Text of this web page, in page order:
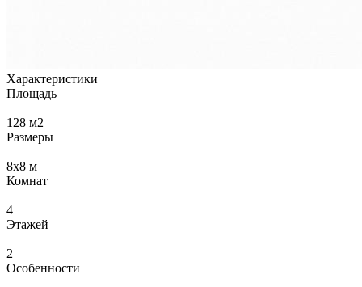
Характеристики
Площадь
128 м2
Размеры
8х8 м
Комнат
4
Этажей
2
Особенности